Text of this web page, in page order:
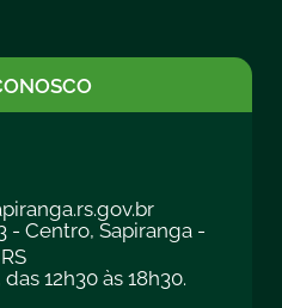
- Centro, Sapiranga -
RS
12h30 às 18h30.